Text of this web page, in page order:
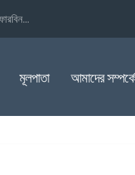
মূলপাতা আমাদের